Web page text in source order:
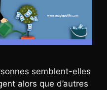
semblent-elles
alors que d’autres